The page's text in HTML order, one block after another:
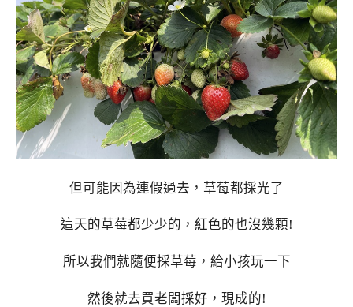
但可能因為連假過去，草莓都採光了
這天的草莓都少少的，紅色的也沒幾顆!
所以我們就隨便採草莓，給小孩玩一下
然後就去買老闆採好，現成的!